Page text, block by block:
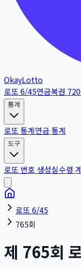
OkayLotto
로또 6/45연금복권
통계
로또 통계연금 통계
도구
로또 번호 생성실수령
로또 6/45
765회
제 765회